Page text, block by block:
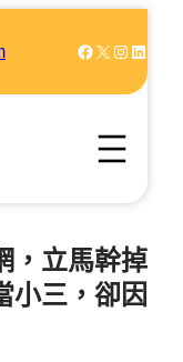
Facebook X Instagram LinkedIn
，立馬幹掉
小三，卻因